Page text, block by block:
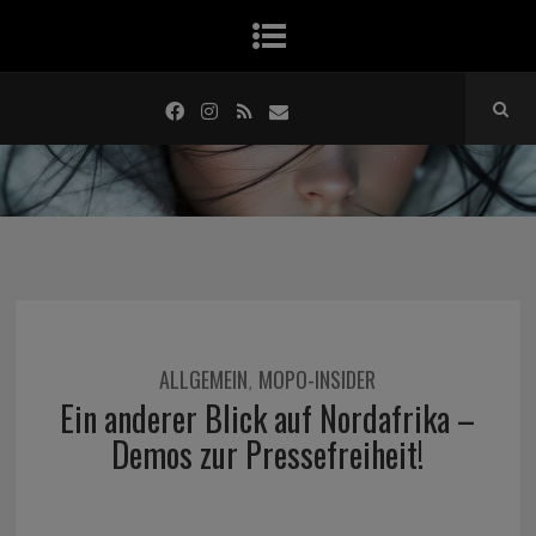
ALLGEMEIN, MOPO-INSIDER
Ein anderer Blick auf Nordafrika –
Demos zur Pressefreiheit!